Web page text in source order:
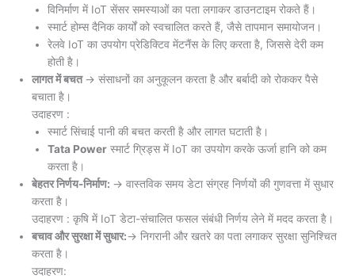
विनिर्माण में IoT सेंसर समस्याओं का पता लगाकर डाउनटाइम रोकते हैं।
स्मार्ट होम्स दैनिक कार्यों को स्वचालित करते हैं, जैसे तापमान समायोजन।
रेलवे IoT का उपयोग प्रेडिक्टिव मेंटनैंस के लिए करता है, जिससे देरी कम
होती है।
लागत में बचत→ संसाधनों का अनुकूलन करता है और बर्बादी को रोककर पैसे
बचाता है।
उदाहरण :
स्मार्ट सिंचाई पानी की बचत करती है और लागत घटाती है।
Tata Power स्मार्ट ग्रिड्स में IoT का उपयोग करके ऊर्जा हानि को कम
करता है।
बेहतर निर्णय-निर्माण: → वास्तविक समय डेटा संग्रह निर्णयों की गुणवत्ता में सुधार
करता है।
उदाहरण : कृषि में IoT डेटा-संचालित फसल संबंधी निर्णय लेने में मदद करता है।
बचाव और सुरक्षा में सुधार:→ निगरानी और खतरे का पता लगाकर सुरक्षा सुनिश्चित
करता है।
उदाहरण: